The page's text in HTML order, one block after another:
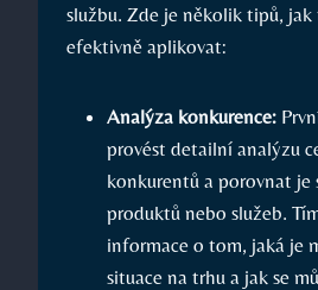
službu. Zde je několik tipů,
efektivně aplikovat:
Analýza konkurence:
provést detailní analýzu
konkurentů a porovnat je
produktů nebo služeb.
informace o tom, jaká je
situace na trhu a jak se